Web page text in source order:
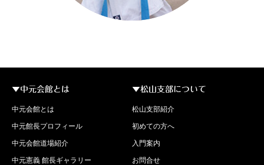
▼中元会館とは
中元会館とは
中元館長プロフィール
中元会館道場紹介
中元憲義 館長ギャラリー
▼松山支部について
松山支部紹介
初めての方へ
入門案内
お問合せ